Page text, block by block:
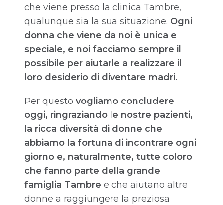
che viene presso la clinica Tambre,
qualunque sia la sua situazione. Ogni
donna che viene da noi è unica e
speciale, e noi facciamo sempre il
possibile per aiutarle a realizzare il
loro desiderio di diventare madri.
Per questo vogliamo concludere
oggi, ringraziando le nostre pazienti,
la ricca diversità di donne che
abbiamo la fortuna di incontrare ogni
giorno e, naturalmente, tutte coloro
che fanno parte della grande
famiglia Tambre e che aiutano altre
donne a raggiungere la preziosa